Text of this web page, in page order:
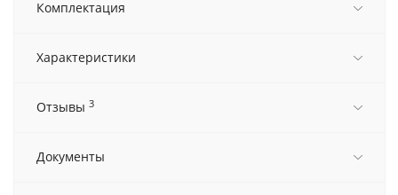
Комплектация
Характеристики
Отзывы 3
Документы